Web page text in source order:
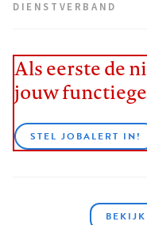
DIENSTVERBAND
Als eerste de
jouw
STEL JOBALERT IN!